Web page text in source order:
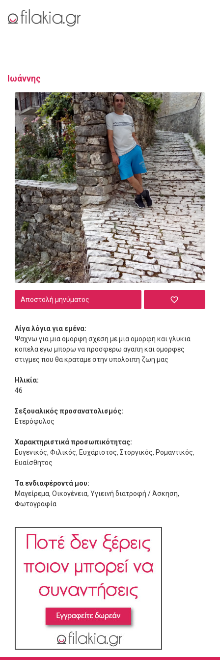
Ιωάννης
Αποστολή μηνύματος
Λίγα λόγια για εμένα:
Ψαχνω για μια ομορφη σχεση με μια ομορφη και γλυκια
κοπελα εγω μπορω να προσφερω αγαπη και ομορφες
στιγμες που θα κραταμε στην υπολοιπη ζωη μας
Ηλικία:
46
Σεξουαλικός προσανατολισμός:
Ετερόφυλος
Χαρακτηριστικά προσωπικότητας:
Ευγενικός, Φιλικός, Ευχάριστος, Στοργικός, Ρομαντικός,
Ευαίσθητος
Τα ενδιαφέροντά μου:
Μαγείρεμα, Οικογένεια, Υγιεινή διατροφή / Άσκηση,
Φωτογραφία